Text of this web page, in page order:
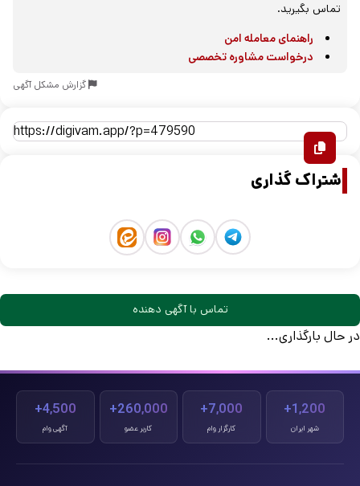
تماس بگیرید.
راهنمای معامله امن
درخواست مشاوره تخصصی
گزارش مشکل آگهی
اشتراک گذاری
تماس با آگهی دهنده
در حال بارگذاری...
1,200+
شهر ایران
7,000+
کارگزار وام
260,000+
کاربر عضو
4,500+
آگهی وام